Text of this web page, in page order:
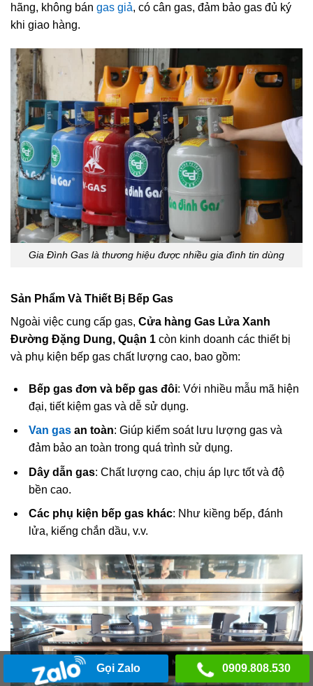
hãng, không bán gas giả, có cân gas, đảm bảo gas đủ ký
khi giao hàng.
Gia Đình Gas là thương hiệu được nhiều gia đình tin dùng
Sản Phẩm Và Thiết Bị Bếp Gas
Ngoài việc cung cấp gas, Cửa hàng Gas Lửa Xanh
Đường Đặng Dung, Quận 1 còn kinh doanh các thiết bị
và phụ kiện bếp gas chất lượng cao, bao gồm:
Bếp gas đơn và bếp gas đôi: Với nhiều mẫu mã hiện
đại, tiết kiệm gas và dễ sử dụng.
Van gasan toàn: Giúp kiểm soát lưu lượng gas và
đảm bảo an toàn trong quá trình sử dụng.
Dây dẫn gas: Chất lượng cao, chịu áp lực tốt và độ
bền cao.
Các phụ kiện bếp gas khác: Như kiềng bếp, đánh
lửa, kiếng chắn dầu, v.v.
Gọi Zalo 0909.808.530